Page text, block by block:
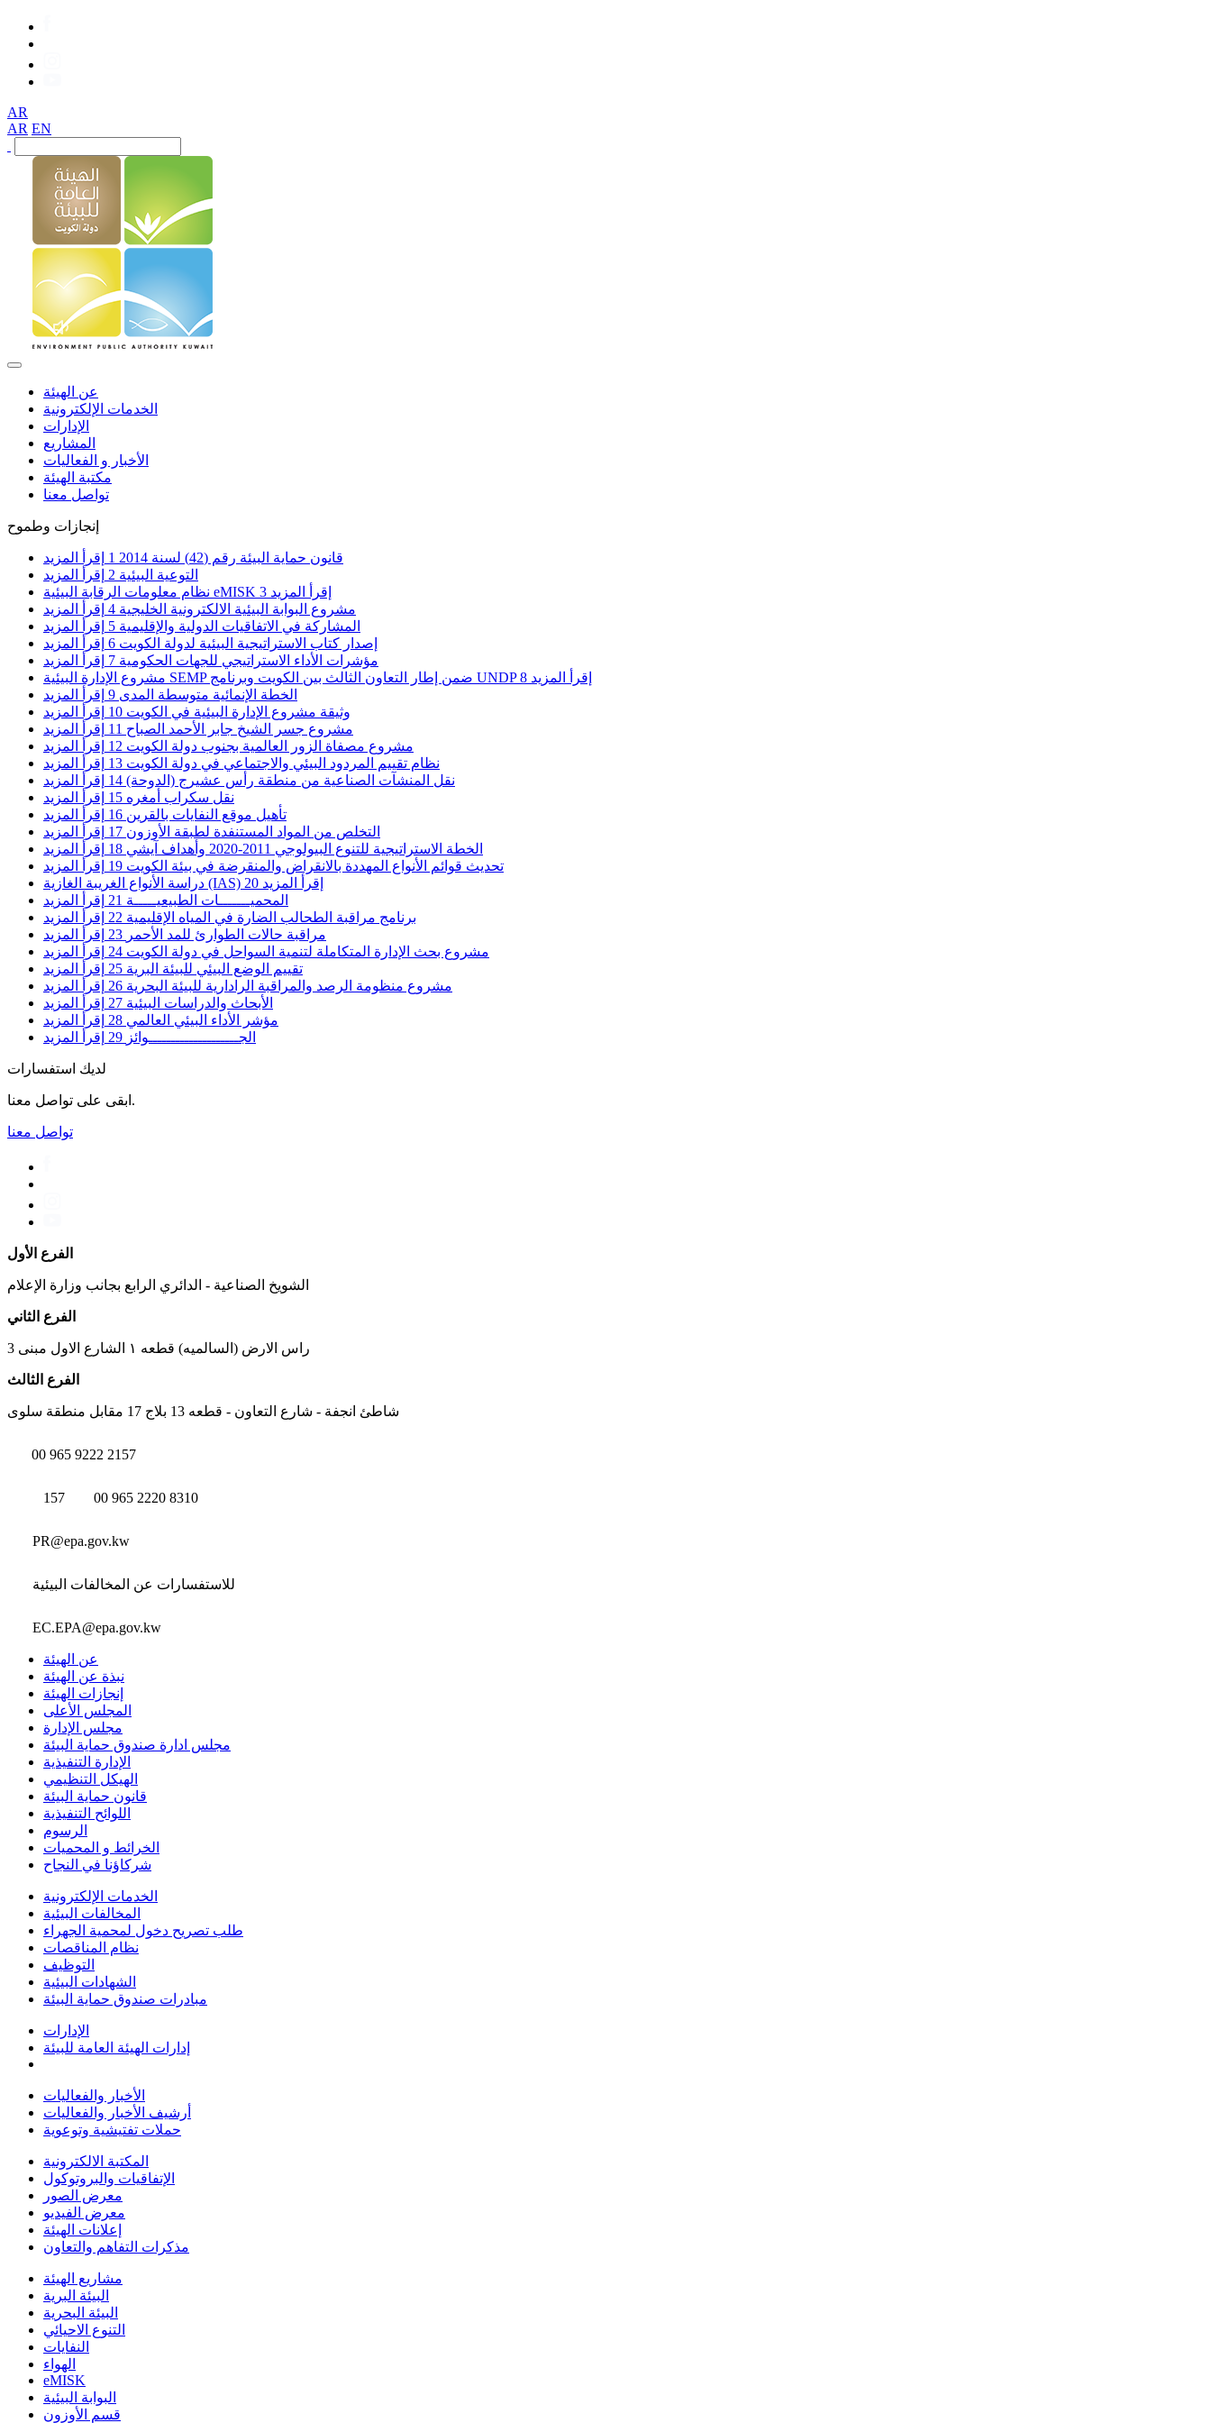
AR
AR EN
عن الهيئة
الخدمات الإلكترونية
الإدارات
المشاريع
الأخبار و الفعاليات
مكتبة الهيئة
تواصل معنا
إنجازات وطموح
قانون حماية البيئة رقم (42) لسنة 2014 1 إقرأ المزيد
التوعية البيئية 2 إقرأ المزيد
نظام معلومات الرقابة البيئية eMISK 3 إقرأ المزيد
مشروع البوابة البيئية الالكترونية الخليجية 4 إقرأ المزيد
المشاركة في الاتفاقيات الدولية والإقليمية 5 إقرأ المزيد
إصدار كتاب الاستراتيجية البيئية لدولة الكويت 6 إقرأ المزيد
مؤشرات الأداء الاستراتيجي للجهات الحكومية 7 إقرأ المزيد
مشروع الإدارة البيئية SEMP ضمن إطار التعاون الثالث بين الكويت وبرنامج UNDP8 إقرأ المزيد
الخطة الإنمائية متوسطة المدى 9 إقرأ المزيد
وثيقة مشروع الإدارة البيئية في الكويت 10 إقرأ المزيد
مشروع جسر الشيخ جابر الأحمد الصباح 11 إقرأ المزيد
مشروع مصفاة الزور العالمية بجنوب دولة الكويت 12 إقرأ المزيد
نظام تقييم المردود البيئي والاجتماعي في دولة الكويت 13 إقرأ المزيد
نقل المنشآت الصناعية من منطقة رأس عشيرج (الدوحة) 14 إقرأ المزيد
نقل سكراب أمغره 15 إقرأ المزيد
تأهيل موقع النفايات بالقرين 16 إقرأ المزيد
التخلص من المواد المستنفدة لطبقة الأوزون 17 إقرأ المزيد
الخطة الاستراتيجية للتنوع البيولوجي 2011-2020 وأهداف آيشي
18 إقرأ المزيد
تحديث قوائم الأنواع المهددة بالانقراض والمنقرضة في بيئة الكويت 19 إقرأ المزيد
دراسة الأنواع الغريبة الغازية (IAS) 20 إقرأ المزيد
المحميـــــــات الطبيعيـــــة 21 إقرأ المزيد
برنامج مراقبة الطحالب الضارة في المياه الإقليمية 22 إقرأ المزيد
مراقبة حالات الطوارئ للمد الأحمر 23 إقرأ المزيد
مشروع بحث الإدارة المتكاملة لتنمية السواحل في دولة الكويت 24 إقرأ المزيد
تقييم الوضع البيئي للبيئة البرية 25 إقرأ المزيد
مشروع منظومة الرصد والمراقبة الرادارية للبيئة البحرية 26 إقرأ المزيد
الأبحاث والدراسات البيئية 27 إقرأ المزيد
مؤشر الأداء البيئي العالمي 28 إقرأ المزيد
الجــــــــــــــــــــوائز 29 إقرأ المزيد
لديك استفسارات
ابقى على تواصل معنا.
تواصل معنا
الفرع الأول
الشويخ الصناعية - الدائري الرابع بجانب وزارة الإعلام
الفرع الثاني
راس الارض (السالميه) قطعه ١ الشارع الاول مبنى 3
الفرع الثالث
شاطئ انجفة - شارع التعاون - قطعه 13 بلاج 17 مقابل منطقة سلوى
00 965 9222 2157
157 00 965 2220 8310
PR@epa.gov.kw
للاستفسارات عن المخالفات البيئية
EC.EPA@epa.gov.kw
عن الهيئة
نبذة عن الهيئة
إنجازات الهيئة
المجلس الأعلى
مجلس الإدارة
مجلس ادارة صندوق حماية البيئة
الإدارة التنفيذية
الهيكل التنظيمي
قانون حماية البيئة
اللوائح التنفيذية
الرسوم
الخرائط و المحميات
شركاؤنا في النجاح
الخدمات الإلكترونية
المخالفات البيئية
طلب تصريح دخول لمحمية الجهراء
نظام المناقصات
التوظيف
الشهادات البيئية
مبادرات صندوق حماية البيئة
الإدارات
إدارات الهيئة العامة للبيئة
الأخبار والفعاليات
أرشيف الأخبار والفعاليات
حملات تفتيشية وتوعوية
المكتبة الالكترونية
الإتفاقيات والبروتوكول
معرض الصور
معرض الفيديو
إعلانات الهيئة
مذكرات التفاهم والتعاون
مشاريع الهيئة
البيئة البرية
البيئة البحرية
التنوع الاحيائي
النفايات
الهواء
eMISK
البوابة البيئية
قسم الأوزون